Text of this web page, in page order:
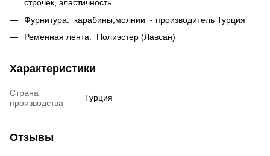
строчек, эластичность.
Фурнитура: карабины,молнии - производитель Турция
Ременная лента: Полиэстер (Лавсан)
Характеристики
Страна
производства
Турция
Отзывы